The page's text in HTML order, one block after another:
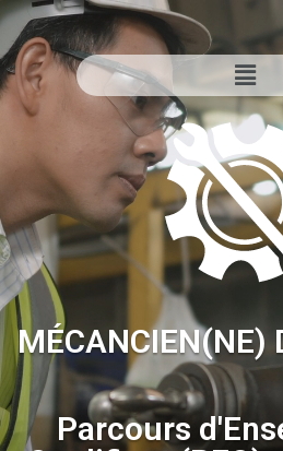
MÉCANCIEN(NE)
Parcours